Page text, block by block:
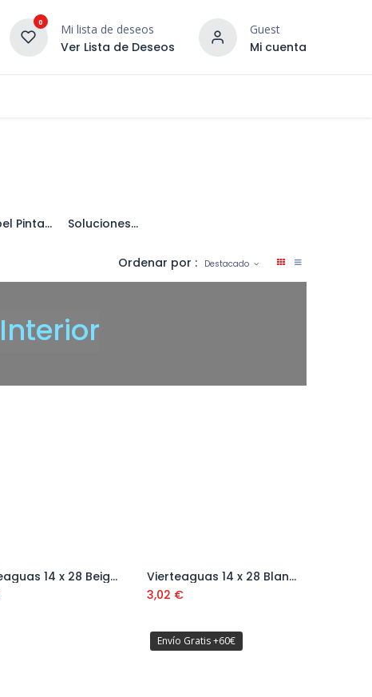
0 Mi lista de deseos
Ver Lista de Deseos
Guest
Mi cuenta
¡DESCUBRE NUESTRO
Papel Pintado Soluciones de Calefacción
Ordenar por : Destacado
Añadir al carrito
Vierteaguas 14 x 28 Beige 85
Añadir al carrito
Vierteaguas 14 x 28 Blanco 23
3,02 €
Envío Gratis +60€